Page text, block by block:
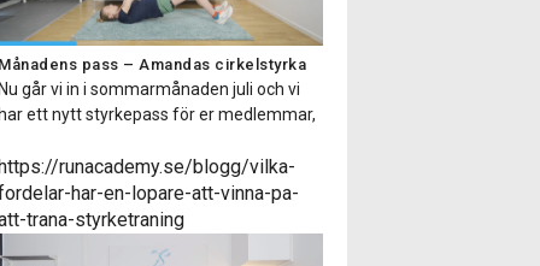
Månadens pass – Amandas cirkelstyrka
Nu går vi in i sommarmånaden juli och vi
har ett nytt styrkepass för er medlemmar,
finns på två olika nivåer så passar
som både är van vid styrketräning och
även för dig som inte tränar styrka särskilt
https://runacademy.se/blogg/vilka-
har-en-lopare-att-vinna-pa-
trana-styrketraning